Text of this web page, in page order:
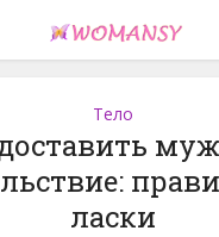
Тело
ласки